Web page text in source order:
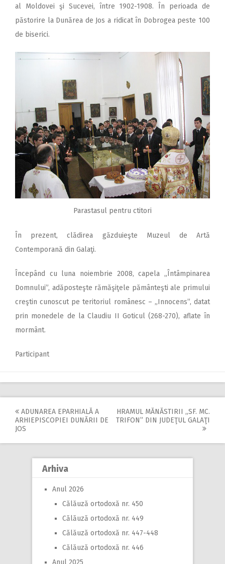
al Moldovei şi Sucevei, între 1902-1908. În perioada de
păstorire la Dunărea de Jos a ridicat în Dobrogea peste 100
de biserici.
Parastasul pentru ctitori
În prezent, clădirea găzduieşte Muzeul de Artă
Contemporană din Galaţi.
Începând cu luna noiembrie 2008, capela „Întâmpinarea
Domnului”, adăposteşte rămăşiţele pământeşti ale primului
creştin cunoscut pe teritoriul românesc – „Innocens”, datat
prin monedele de la Claudiu II Goticul (268-270), aflate în
mormânt.
Participant
Post
navigation
ADUNAREA EPARHIALĂ A
ARHIEPISCOPIEI DUNĂRII DE
JOS
HRAMUL MĂNĂSTIRII ,,SF. MC.
TRIFON” DIN JUDEŢUL GALAŢI
Arhiva
Anul 2026
Călăuză ortodoxă nr. 450
Călăuză ortodoxă nr. 449
Călăuză ortodoxă nr. 447-448
Călăuză ortodoxă nr. 446
Anul 2025